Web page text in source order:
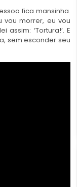
fica mansinha.
vou morrer, eu vou
‘Tortura!’. E
sem esconder seu